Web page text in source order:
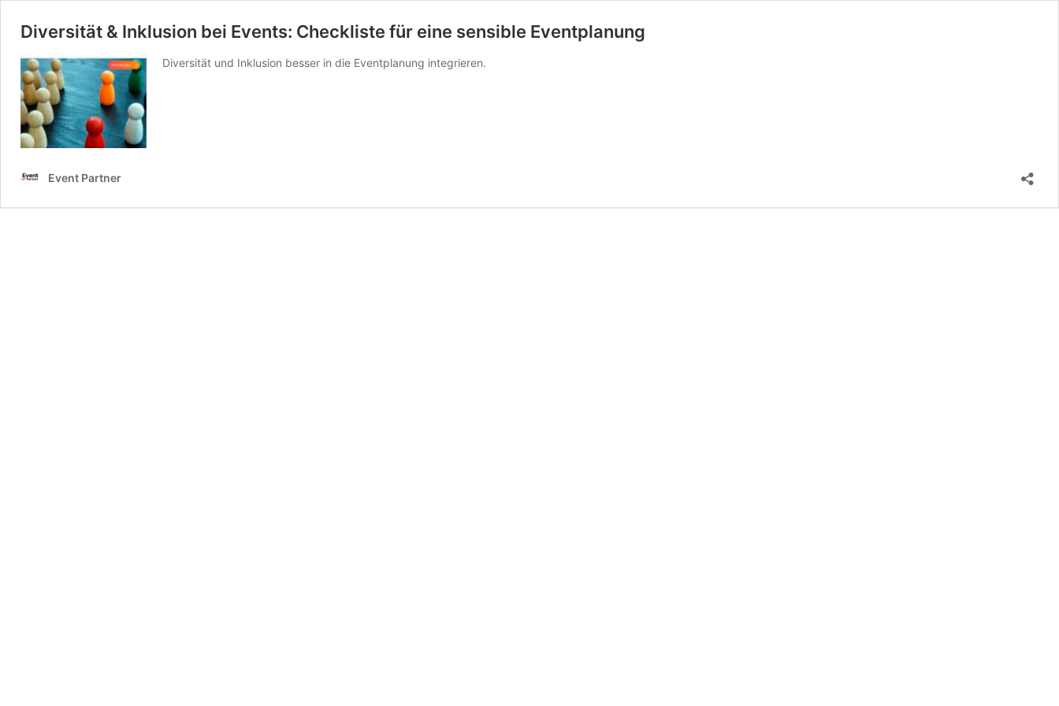
Diversität & Inklusion bei Events: Checkliste für eine sensible Eventplanung
Diversität und Inklusion besser in die Eventplanung integrieren.
Event Partner